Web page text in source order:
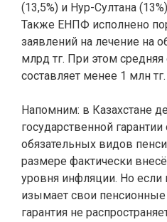
(13,5%) и Нур-Султана
Также ЕНПФ исполнено
заявлений на лечение на
млрд тг. При этом
составляет менее 1 млн тг.
Напомним: в Казахстане
государственной гарантии
обязательных видов
размере фактически
уровня инфляции. Но если
изымает свои пенсионные
гарантия не